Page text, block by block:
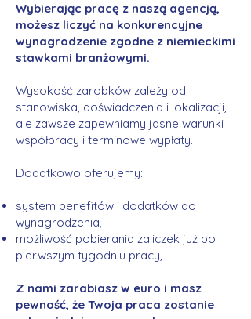
Wybierając pracę z naszą agencją,
możesz liczyć na konkurencyjne
wynagrodzenie zgodne z niemieckimi
stawkami branżowymi.
Wysokość zarobków zależy od
stanowiska, doświadczenia i lokalizacji,
ale zawsze zapewniamy jasne warunki
współpracy i terminowe wypłaty.
Dodatkowo oferujemy:
system benefitów i dodatków do
wynagrodzenia,
możliwość pobierania zaliczek już po
pierwszym tygodniu pracy,
Z nami zarabiasz w euro i masz
pewność, że Twoja praca zostanie